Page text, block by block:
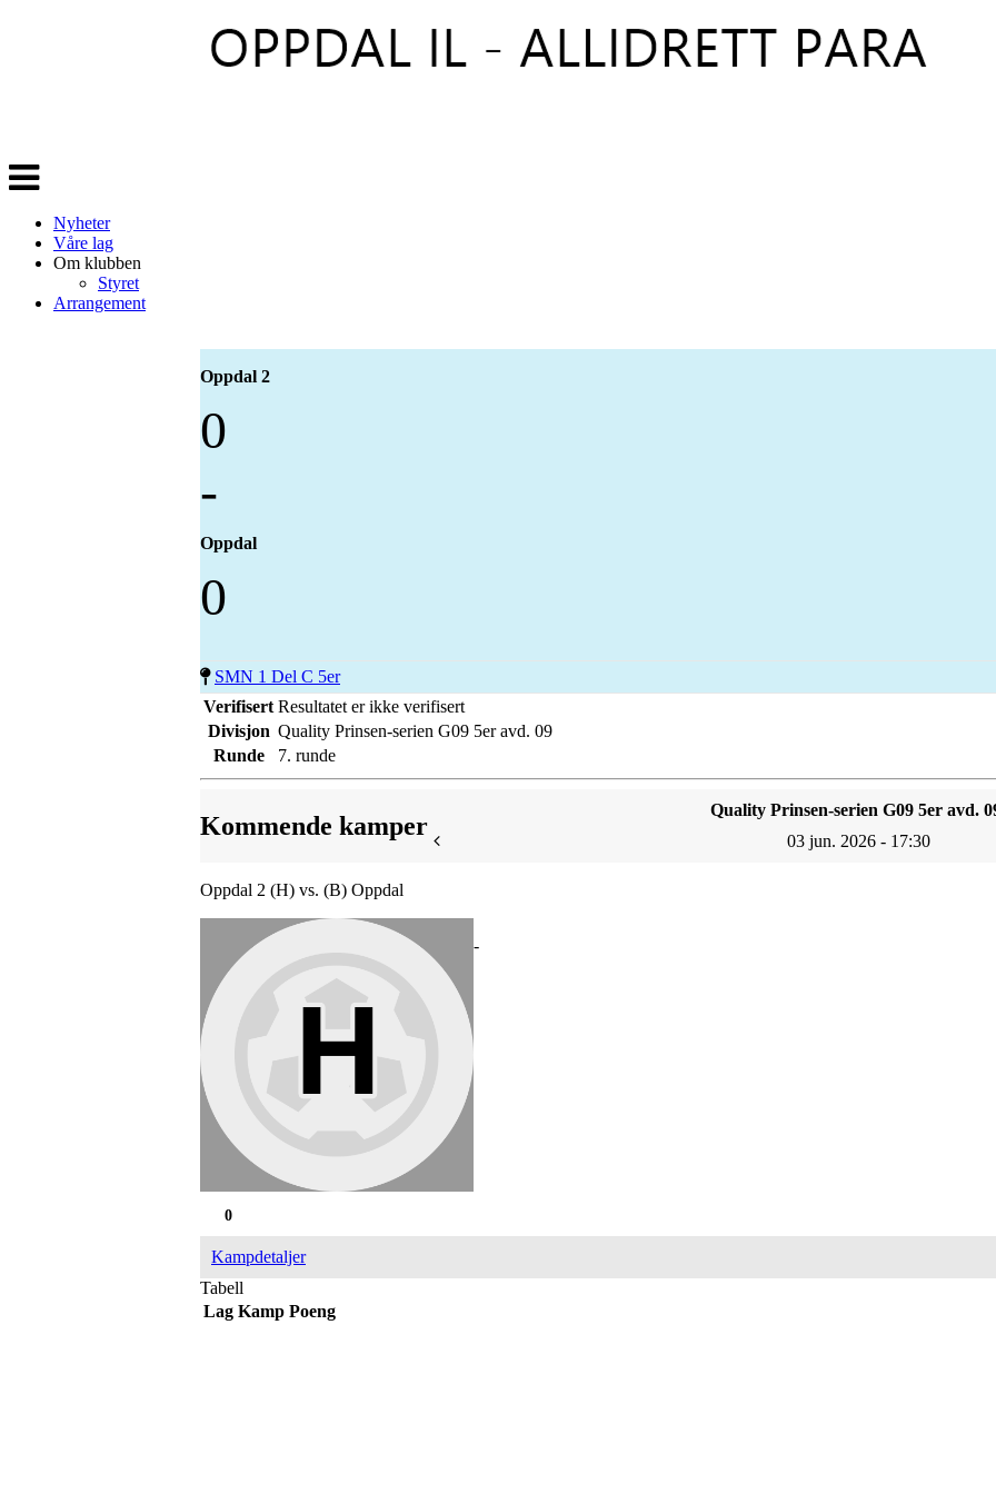
Veksle
navigasjon
Nyheter
Våre lag
Om klubben
Styret
Arrangement
Oppdal 2
0
-
Oppdal
0
SMN 1 Del C 5er
Verifisert Resultatet er ikke verifisert
Divisjon Quality Prinsen-serien G09 5er avd. 09
Runde
7. runde
Kommende kamper
Quality Prinsen-serien G09 5er avd.
03 jun. 2026 - 17:30
Oppdal 2 (H) vs. (B) Oppdal
-
0
Kampdetaljer
Tabell
Lag Kamp Poeng